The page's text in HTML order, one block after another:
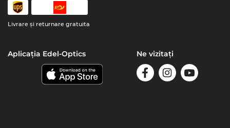
Livrare şi returnare gratuita
Aplicația Edel-Optics Ne vizitați